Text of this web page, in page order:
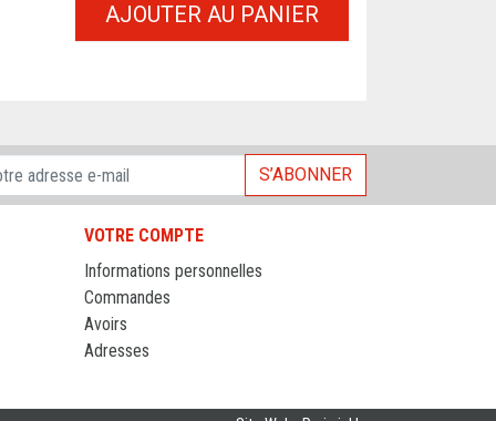
AJOUTER AU PANIER
S’ABONNER
VOTRE COMPTE
Informations personnelles
Commandes
Avoirs
Adresses